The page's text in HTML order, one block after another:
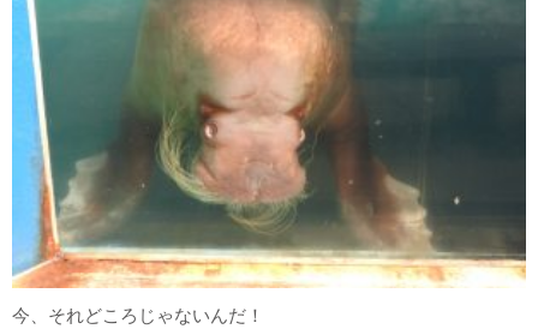
今、それどころじゃないんだ！